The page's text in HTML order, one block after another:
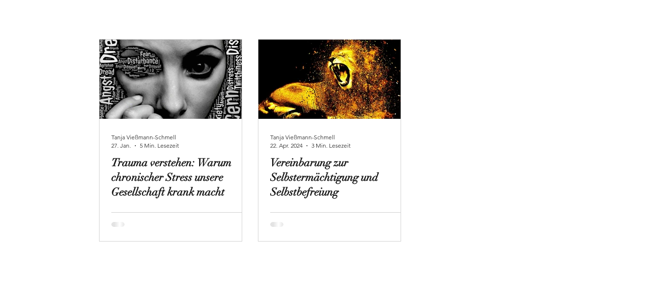
Trauma verstehen: Warum
chronischer Stress unsere
Gesellschaft krank macht
Tanja Vießmann-Schmell
27. Jan.
5 Min. Lesezeit
Vereinbarung zur
Selbstermächtigung und
Selbstbefreiung
Tanja Vießmann-Schmell
22. Apr. 2024
3 Min. Lesezeit